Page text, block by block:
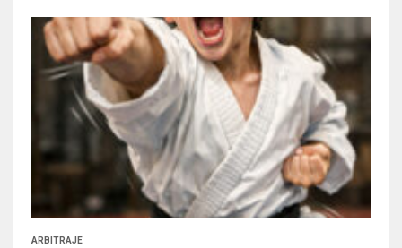
ARBITRAJE